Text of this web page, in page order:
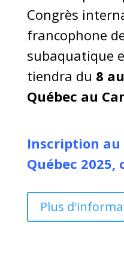
Congrès
francophone
subaquatique
tiendra du 8
Québec au
Inscription au
Québec 2025,
Plus